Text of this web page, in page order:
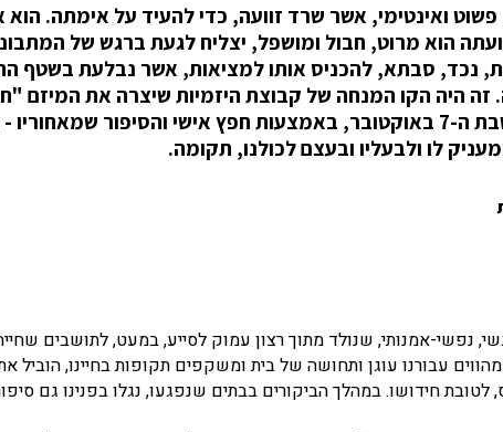
ואינטימי, אשר שרד זוועה, כדי להעיד על אימתה.
הוא מרוט, חבול ומושפל, יצליח לגעת ברגש של
נכד, סבתא, להכניס אותו למציאות, אשר נבלעת בשטף
זה היה הקו המנחה של קבוצת היזמיות שיצרה את
החיים אשר השתנו בשבת ה-7 באוקטובר, באמצעות חפץ אישי
לו ולבעליו ובעצם לכולנו, תקומה.
עבורנו עוגן ותחושה של בית ומשקפים תקופות בחיינו, הוביל
חידושו. במהלך הביקורים בבתים שנפגעו, נגלו בפנינו גם